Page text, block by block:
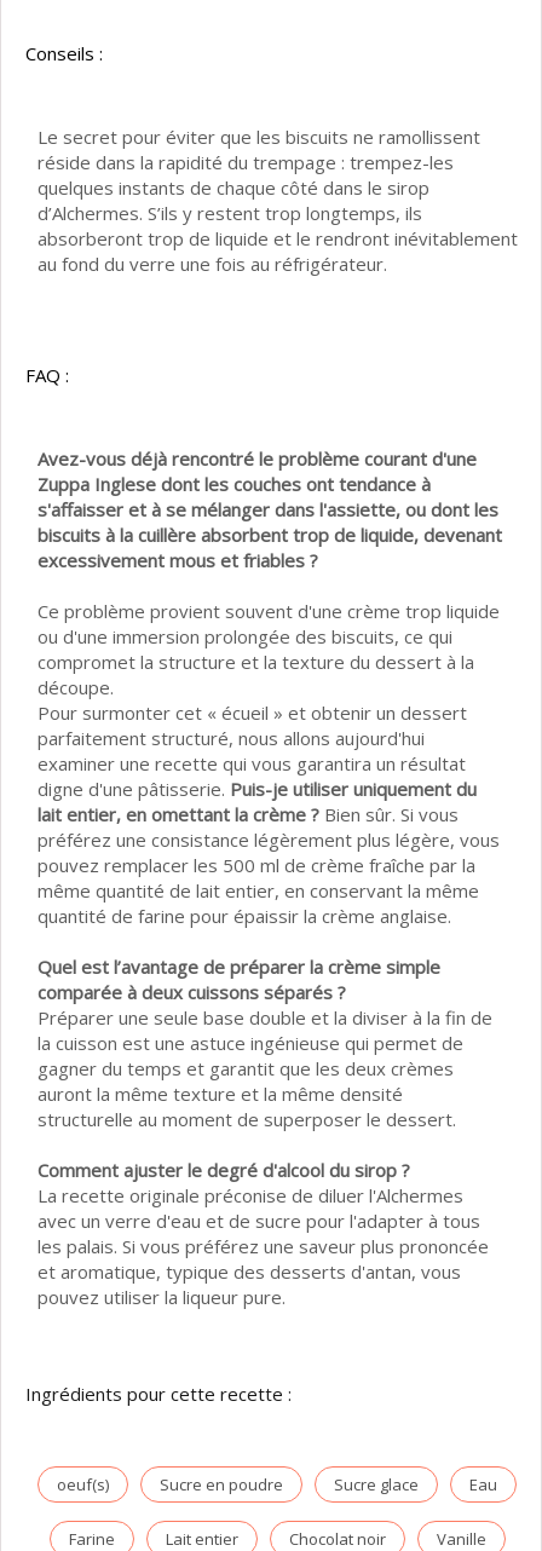
Conseils :
Le secret pour éviter que les biscuits ne ramollissent
réside dans la rapidité du trempage : trempez-les
quelques instants de chaque côté dans le sirop
d’Alchermes. S’ils y restent trop longtemps, ils
absorberont trop de liquide et le rendront inévitablement
au fond du verre une fois au réfrigérateur.
FAQ :
Avez-vous déjà rencontré le problème courant d'une
Zuppa Inglese dont les couches ont tendance à
s'affaisser et à se mélanger dans l'assiette, ou dont les
biscuits à la cuillère absorbent trop de liquide, devenant
excessivement mous et friables ?
Ce problème provient souvent d'une crème trop liquide
ou d'une immersion prolongée des biscuits, ce qui
compromet la structure et la texture du dessert à la
découpe.
Pour surmonter cet « écueil » et obtenir un dessert
parfaitement structuré, nous allons aujourd'hui
examiner une recette qui vous garantira un résultat
digne d'une pâtisserie. Puis-je utiliser uniquement du
lait entier, en omettant la crème ? Bien sûr. Si vous
préférez une consistance légèrement plus légère, vous
pouvez remplacer les 500 ml de crème fraîche par la
même quantité de lait entier, en conservant la même
quantité de farine pour épaissir la crème anglaise.
Quel est l’avantage de préparer la crème simple
comparée à deux cuissons séparés ?
Préparer une seule base double et la diviser à la fin de
la cuisson est une astuce ingénieuse qui permet de
gagner du temps et garantit que les deux crèmes
auront la même texture et la même densité
structurelle au moment de superposer le dessert.
Comment ajuster le degré d'alcool du sirop ?
La recette originale préconise de diluer l'Alchermes
avec un verre d'eau et de sucre pour l'adapter à tous
les palais. Si vous préférez une saveur plus prononcée
et aromatique, typique des desserts d'antan, vous
pouvez utiliser la liqueur pure.
Ingrédients pour cette recette :
oeuf(s) Sucre en poudre Sucre glace Eau
Farine Lait entier Chocolat noir Vanille